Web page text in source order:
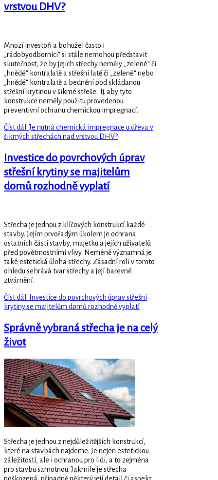
vrstvou DHV?
Mnozí investoři a bohužel často i
„rádobyodborníci“ si stále nemohou představit
skutečnost, že by jejich střechy neměly „zelené“ či
„hnědé“ kontralatě a střešní latě či „zelené“ nebo
„hnědé“ kontralatě a bednění pod skládanou
střešní krytinou v šikmé střeše. Tj. aby tyto
konstrukce neměly použitu provedenou
preventivní ochranu chemickou impregnací.
Číst dál: Je nutná chemická impregnace u dřeva v
šikmých střechách nad vrstvou DHV?
Investice do povrchových úprav
střešní krytiny se majitelům
domů rozhodně vyplatí
Střecha je jednou z klíčových konstrukcí každé
stavby. Jejím prvořadým úkolem je ochrana
ostatních částí stavby, majetku a jejích uživatelů
před povětrnostními vlivy. Neméně významná je
také estetická úloha střechy. Zásadní roli v tomto
ohledu sehrává tvar střechy a její barevné
ztvárnění.
Číst dál: Investice do povrchových úprav střešní
krytiny se majitelům domů rozhodně vyplatí
Správně vybraná střecha je na celý
život
Střecha je jednou z nejdůležitějších konstrukcí,
které na stavbách najdeme. Je nejen estetickou
záležitostí, ale i ochranou pro lidi, a to zejména
pro stavbu samotnou. Jakmile je střecha